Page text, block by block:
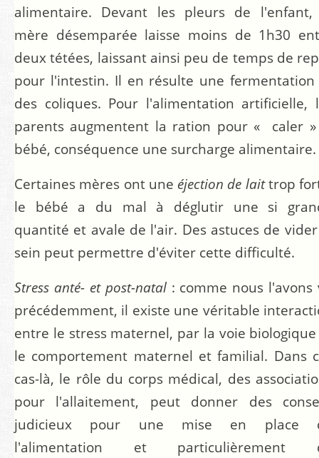
alimentaire. Devant les pleurs de
mère désemparée laisse moins de 1h30
deux tétées, laissant ainsi peu de temps de
pour l'intestin. Il en résulte une
des coliques. Pour l'alimentation artificielle,
parents augmentent la ration pour « caler
bébé, conséquence une surcharge alimentaire.
Certaines mères ont une éjection de laittrop
le bébé a du mal à déglutir une si
quantité et avale de l'air. Des astuces de
sein peut permettre d'éviter cette difficulté.
Stress anté- et post-natal: comme nous l'avons
précédemment, il existe une véritable
entre le stress maternel, par la voie
le comportement maternel et familial. Dans
cas-là, le rôle du corps médical, des
pour l'allaitement, peut donner des
judicieux pour une mise en place
l'alimentation et particulièrement